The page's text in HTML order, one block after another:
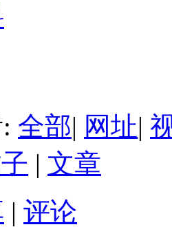
全部| 网址|
| 文章
| 评论